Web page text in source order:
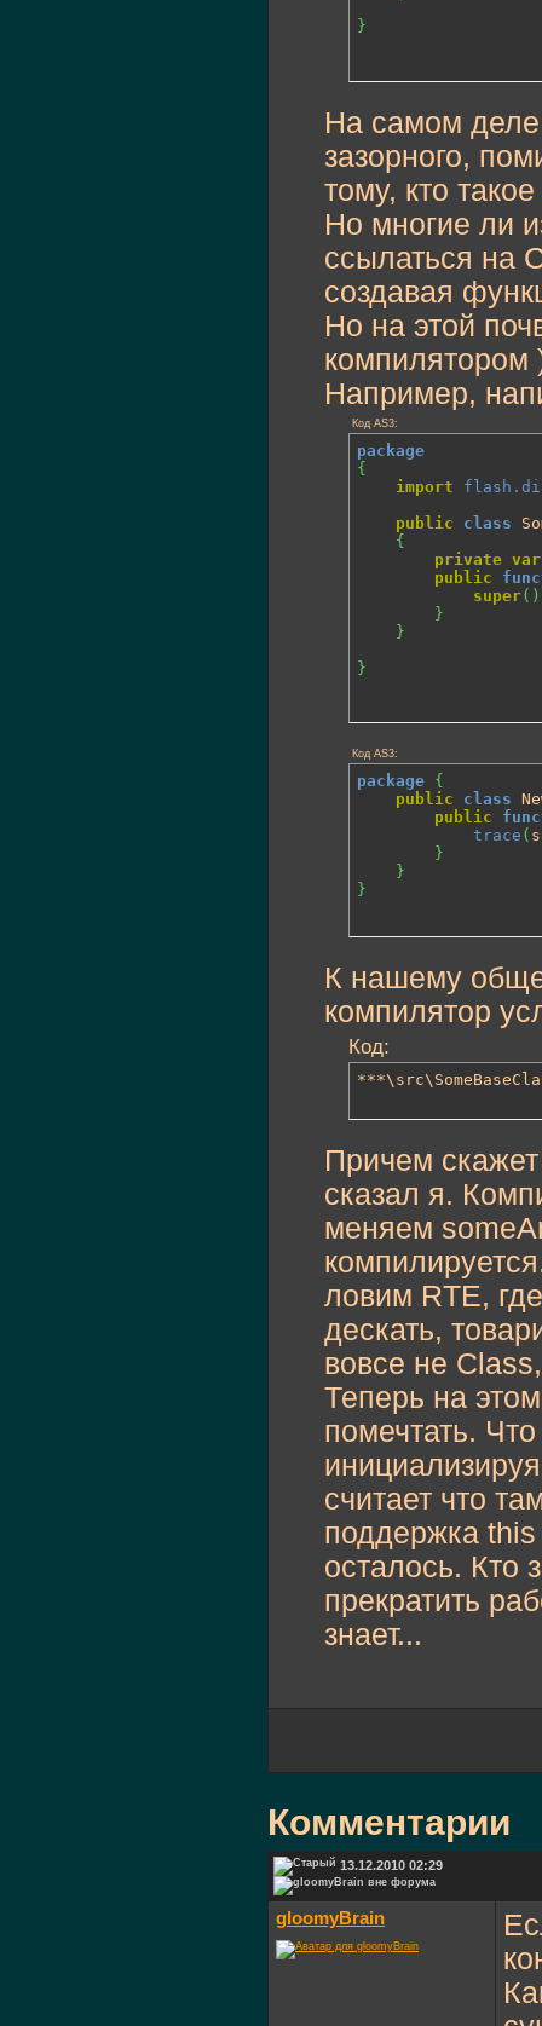
}
На самом деле
зазорного,
тому, кто
Но многие ли
ссылаться на
создавая
Но на этой
компилятором
Например,
Код AS3:
package
{
import
public
class
{
private var
public
super( )
}
}
}
Код AS3:
package {
public
class
public
trace (
}
}
}
К нашему
компилятор
Код:
Причем
сказал я.
меняем
ловим RTE,
дескать,
вовсе не
Теперь на
помечтать.
считает что
поддержка
осталось. Кто
прекратить
знает...
Комментарии
13.12.2010 02:29
gloomyBrain